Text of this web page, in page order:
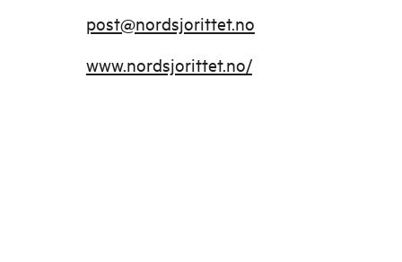
post@nordsjorittet.no
www.nordsjorittet.no/